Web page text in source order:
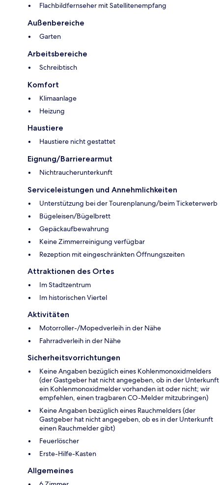
Flachbildfernseher mit Satellitenempfang
Außenbereiche
Garten
Arbeitsbereiche
Schreibtisch
Komfort
Klimaanlage
Heizung
Haustiere
Haustiere nicht gestattet
Eignung/Barrierearmut
Nichtraucherunterkunft
Serviceleistungen und Annehmlichkeiten
Unterstützung bei der Tourenplanung/beim Ticketerwerb
Bügeleisen/Bügelbrett
Gepäckaufbewahrung
Keine Zimmerreinigung verfügbar
Rezeption mit eingeschränkten Öffnungszeiten
Attraktionen des Ortes
Im Stadtzentrum
Im historischen Viertel
Aktivitäten
Motorroller-/Mopedverleih in der Nähe
Fahrradverleih in der Nähe
Sicherheitsvorrichtungen
Keine Angaben bezüglich eines Kohlenmonoxidmelders
(der Gastgeber hat nicht angegeben, ob in der Unterkunft
ein Kohlenmonoxidmelder vorhanden ist oder nicht; wir
empfehlen, einen tragbaren CO-Melder mitzubringen)
Keine Angaben bezüglich eines Rauchmelders (der
Gastgeber hat nicht angegeben, ob es in der Unterkunft
einen Rauchmelder gibt)
Feuerlöscher
Ers­te-Hil­fe-Kas­ten
Allgemeines